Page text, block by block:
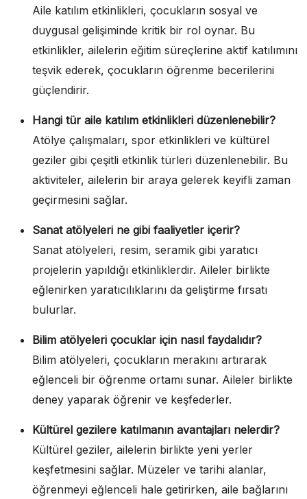
Aile katılım etkinlikleri, çocukların sosyal ve
duygusal gelişiminde kritik bir rol oynar. Bu
etkinlikler, ailelerin eğitim süreçlerine aktif katılımını
teşvik ederek, çocukların öğrenme becerilerini
güçlendirir.
Hangi tür aile katılım etkinlikleri düzenlenebilir?
Atölye çalışmaları, spor etkinlikleri ve kültürel
geziler gibi çeşitli etkinlik türleri düzenlenebilir. Bu
aktiviteler, ailelerin bir araya gelerek keyifli zaman
geçirmesini sağlar.
Sanat atölyeleri ne gibi faaliyetler içerir?
Sanat atölyeleri, resim, seramik gibi yaratıcı
projelerin yapıldığı etkinliklerdir. Aileler birlikte
eğlenirken yaratıcılıklarını da geliştirme fırsatı
bulurlar.
Bilim atölyeleri çocuklar için nasıl faydalıdır?
Bilim atölyeleri, çocukların merakını artırarak
eğlenceli bir öğrenme ortamı sunar. Aileler birlikte
deney yaparak öğrenir ve keşfederler.
Kültürel gezilere katılmanın avantajları nelerdir?
Kültürel geziler, ailelerin birlikte yeni yerler
keşfetmesini sağlar. Müzeler ve tarihi alanlar,
öğrenmeyi eğlenceli hale getirirken, aile bağlarını